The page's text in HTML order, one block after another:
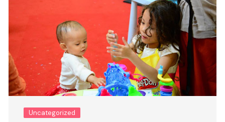
Uncategorized